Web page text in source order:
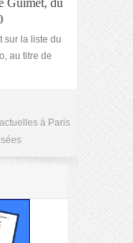
Guimet, du
sur la liste du
au titre de
à Paris